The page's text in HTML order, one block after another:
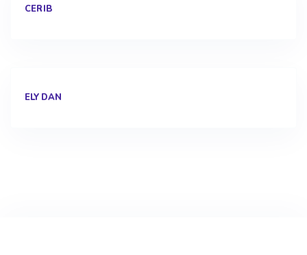
CERIB
ELYDAN